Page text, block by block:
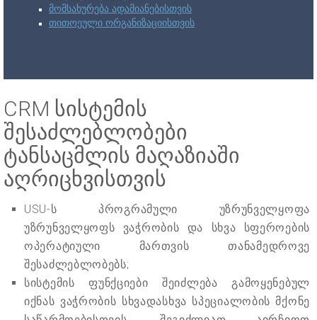
მომსახურება ადამიანებისთვის
თითოეული ორგანიზაციისთვის
CRM სისტემის
შესაძლებლობები
ტანსაცმლის მაღაზიაში
აღრიცხვისთვის
USU-ს პროგრამული უზრუნველყოფა
უზრუნველყოფს ვაჭრობის და სხვა სფეროების
ოპერატიული მართვის თანამედროვე
შესაძლებლობებს;
სისტემის ფუნქციები შეიძლება გამოყენებულ
იქნას ვაჭრობის სხვადასხვა სპეციალობის მქონე